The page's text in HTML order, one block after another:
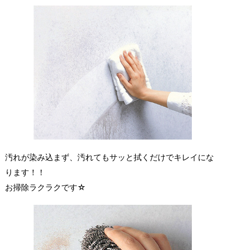
汚れが染み込まず、汚れてもサッと拭くだけでキレイにな
ります！！
お掃除ラクラクです☆